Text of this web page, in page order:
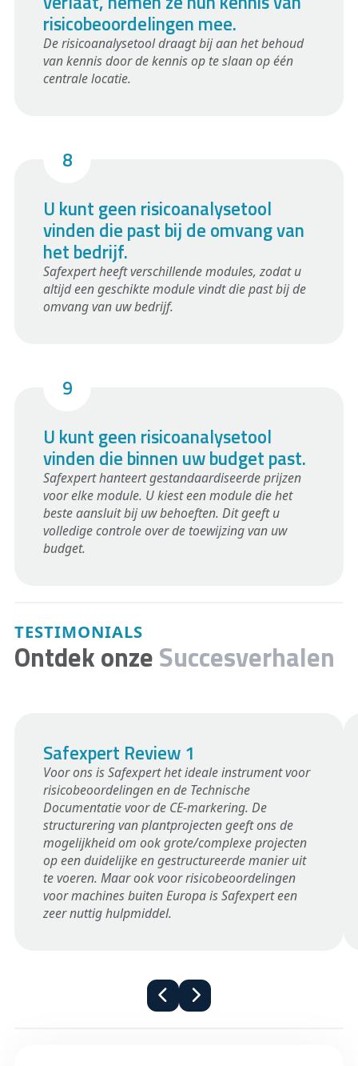
risicobeoordelingen mee.
De risicoanalysetool draagt bij aan het behoud
van kennis door de kennis op te slaan op één
centrale locatie.
U kunt geen risicoanalysetool
vinden die past bij de omvang van
het bedrijf.
Safexpert heeft verschillende modules, zodat u
altijd een geschikte module vindt die past bij de
omvang van uw bedrijf.
U kunt geen risicoanalysetool
vinden die binnen uw budget past.
Safexpert hanteert gestandaardiseerde prijzen
voor elke module. U kiest een module die het
beste aansluit bij uw behoeften. Dit geeft u
volledige controle over de toewijzing van uw
budget.
TESTIMONIALS
Ontdek onzeSuccesverhalen
Safexpert Review 1
Voor ons is Safexpert het ideale instrument voor
risicobeoordelingen en de Technische
Documentatie voor de CE-markering. De
structurering van plantprojecten geeft ons de
mogelijkheid om ook grote/complexe projecten
op een duidelijke en gestructureerde manier uit
te voeren. Maar ook voor risicobeoordelingen
voor machines buiten Europa is Safexpert een
zeer nuttig hulpmiddel.